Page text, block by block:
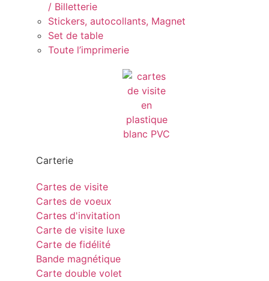
/ Billetterie
Stickers, autocollants, Magnet
Set de table
Toute l’imprimerie
Carterie
Cartes de visite
Cartes de voeux
Cartes d'invitation
Carte de visite luxe
Carte de fidélité
Bande magnétique
Carte double volet